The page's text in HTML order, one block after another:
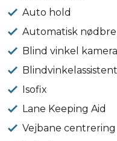
Auto hold
Automatisk
Blind vinkel
Blindvinkelassistent
Isofix
Lane Keeping Aid
Vejbane centrering